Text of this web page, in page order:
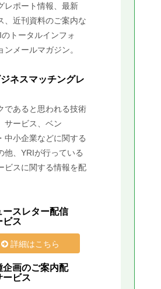
レポート情報、最新
、近刊資料のご案内な
のトータルインフォ
ンメールマガジン。
ネスマッチングレ
であると思われる技術
サービス、ベン
中小企業などに関する
他、YRIが行っている
ビスに関する情報を配
ースレター配信
ビス
詳細はこちら
企画のご案内配
ービス